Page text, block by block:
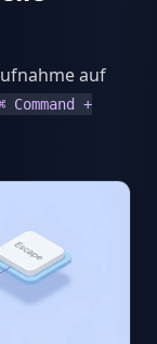
auf
+